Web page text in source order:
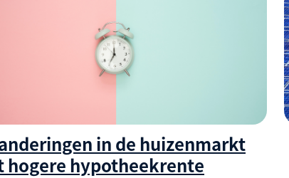
in de huizenmarkt
hogere hypotheekrente